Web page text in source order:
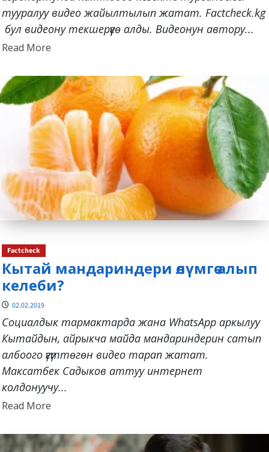
тууралуу видео жайылтылып жатат. Factcheck.kg
бул видеону текшерүүгө алды. Видеонун автору...
Read MoreRead
about
Factcheck
Кытай мандариндери өлүмгө алып
келеби?
02.02.2019
Социалдык тармактарда жана WhatsApp аркылуу
Кытайдын, айрыкча майда мандариндерин сатып
албоого үгүттөгөн видео тарап жатат.
Максатбек Садыков аттуу интернет
колдонуучу...
Read MoreRead
about